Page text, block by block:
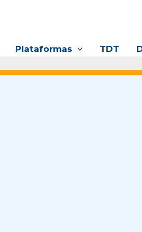
Plataformas TDT